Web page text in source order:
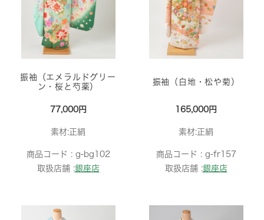
振袖（エメラルドグリー
ン・桜と芍薬）
77,000円
素材:正絹
商品コード : g-bg102
取扱店舗 :銀座店
振袖（白地・松や菊）
165,000円
素材:正絹
商品コード : g-fr157
取扱店舗 :銀座店